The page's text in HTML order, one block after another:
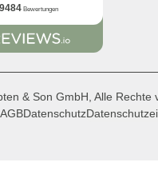
Bewertungen
& Son GmbH, Alle Rechte
AGBDatenschutz